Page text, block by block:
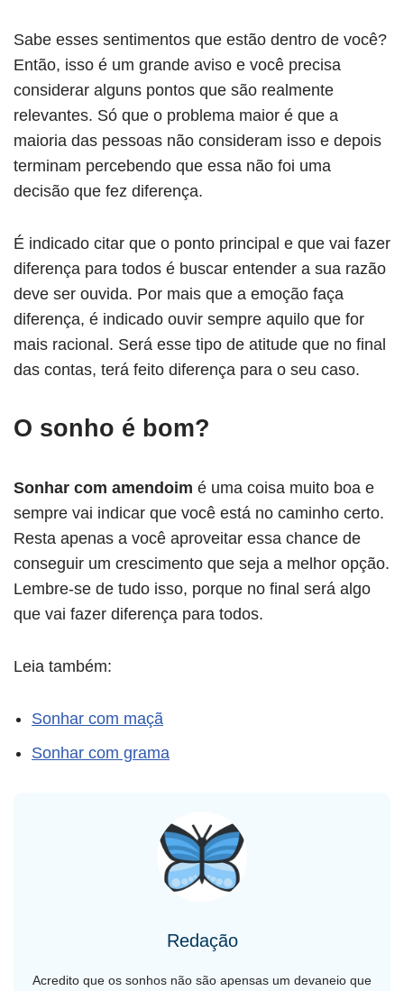
Sabe esses sentimentos que estão dentro de você?
Então, isso é um grande aviso e você precisa
considerar alguns pontos que são realmente
relevantes. Só que o problema maior é que a
maioria das pessoas não consideram isso e depois
terminam percebendo que essa não foi uma
decisão que fez diferença.
É indicado citar que o ponto principal e que vai fazer
diferença para todos é buscar entender a sua razão
deve ser ouvida. Por mais que a emoção faça
diferença, é indicado ouvir sempre aquilo que for
mais racional. Será esse tipo de atitude que no final
das contas, terá feito diferença para o seu caso.
O sonho é bom?
Sonhar com amendoim é uma coisa muito boa e
sempre vai indicar que você está no caminho certo.
Resta apenas a você aproveitar essa chance de
conseguir um crescimento que seja a melhor opção.
Lembre-se de tudo isso, porque no final será algo
que vai fazer diferença para todos.
Leia também:
Sonhar com maçã
Sonhar com grama
Redação
Acredito que os sonhos não são apensas um devaneio que